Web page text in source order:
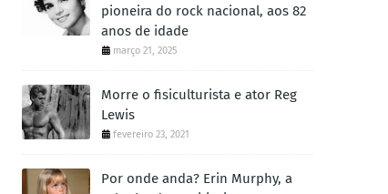
pioneira do rock nacional, aos 82
anos de idade
março 21, 2025
Morre o fisiculturista e ator Reg
Lewis
fevereiro 23, 2021
Por onde anda? Erin Murphy, a